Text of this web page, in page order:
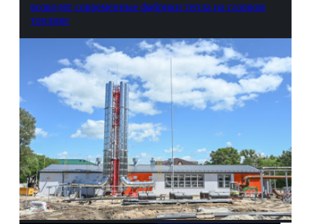
возводят современные фабрики тепла на газовом
топливе